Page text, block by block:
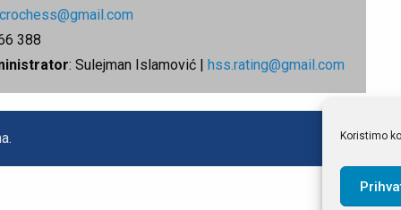
Koristimo
388
: Sulejman Islamović | hss.rating@gmail.com